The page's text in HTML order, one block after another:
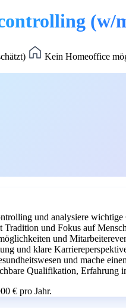
(w/
Kein Homeoffice
und analysiere wichtige
Tradition und Fokus auf
und
und klare
und mache
Qualifikation, Erfahrung
€ pro Jahr.